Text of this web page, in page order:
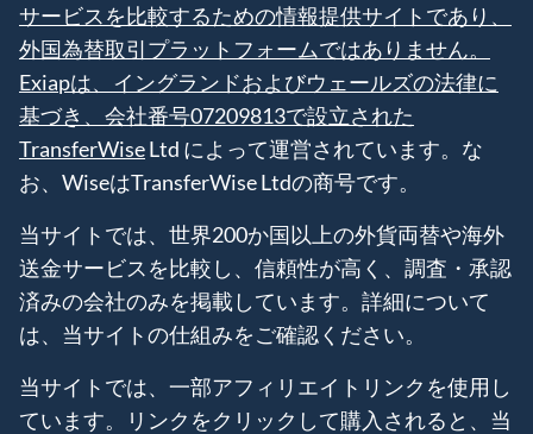
サービスを比較するための情報提供サイトであり、
外国為替取引プラットフォームではありません。
Exiapは、イングランドおよびウェールズの法律に
基づき、会社番号07209813で設立された
TransferWiseLtd によって運営されています。な
お、WiseはTransferWise Ltdの商号です。
当サイトでは、世界200か国以上の外貨両替や海外
送金サービスを比較し、信頼性が高く、調査・承認
済みの会社のみを掲載しています。詳細について
は、当サイトの仕組みをご確認ください。
当サイトでは、一部アフィリエイトリンクを使用し
ています。リンクをクリックして購入されると、当